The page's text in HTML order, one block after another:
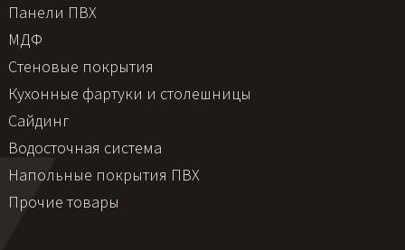
Панели ПВХ
МДФ
Стеновые покрытия
Кухонные фартуки и столешницы
Сайдинг
Водосточная система
Напольные покрытия ПВХ
Прочие товары